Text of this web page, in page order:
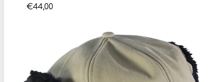
€44,00